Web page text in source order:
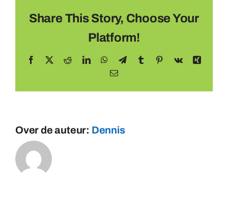
Share This Story, Choose Your
Platform!
Facebook RedditLinkedInWhatsApp
TelegramTumblr Pinterest
Vk
Xing
E-
Over de auteur: Dennis